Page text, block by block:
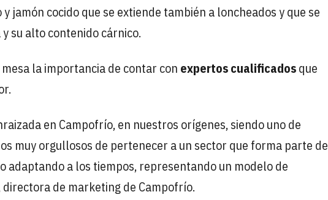
jamón cocido que se extiende también a loncheados y que se
su alto contenido cárnico.
la importancia de contar con expertos cualificadosque
en Campofrío, en nuestros orígenes, siendo uno de
muy orgullosos de pertenecer a un sector que forma parte de
adaptando a los tiempos, representando un modelo de
de marketing de Campofrío.